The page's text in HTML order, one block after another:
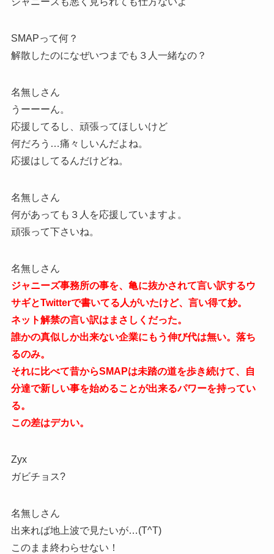
SMAPって何？
解散したのになぜいつまでも３人一緒なの？
名無しさん
うーーーん。
応援してるし、頑張ってほしいけど
何だろう…痛々しいんだよね。
応援はしてるんだけどね。
名無しさん
何があっても３人を応援していますよ。
頑張って下さいね。
名無しさん
ジャニーズ事務所の事を、亀に抜かされて言い訳するウ
サギとTwitterで書いてる人がいたけど、言い得て妙。
ネット解禁の言い訳はまさしくだった。
誰かの真似しか出来ない企業にもう伸び代は無い。落ち
るのみ。
それに比べて昔からSMAPは未踏の道を歩き続けて、自
分達で新しい事を始めることが出来るパワーを持ってい
る。
この差はデカい。
Zyx
ガビチョス?
名無しさん
出来れば地上波で見たいが…(T^T)
このまま終わらせない！